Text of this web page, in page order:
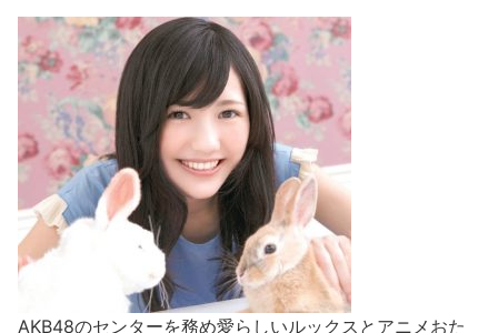
AKB48のセンターを務め愛らしいルックスとアニメおた